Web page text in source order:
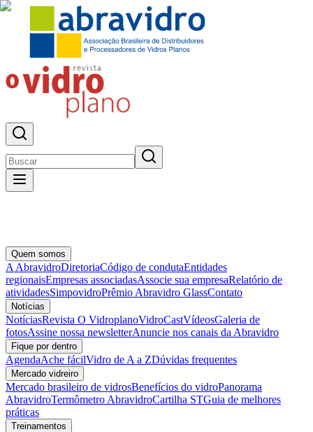
Quem somos
A AbravidroDiretoriaCódigo de condutaEntidades
regionaisEmpresas associadasAssocie sua empresaRelatório de
atividadesSimpovidroPrêmio Abravidro GlassContato
Notícias
NotíciasRevista O VidroplanoVidroCastVídeosGaleria de
fotosAssine nossa newsletterAnuncie nos canais da Abravidro
Fique por dentro
AgendaAche fácilVidro de A a ZDúvidas frequentes
Mercado vidreiro
Mercado brasileiro de vidrosBenefícios do vidroPanorama
AbravidroTermômetro AbravidroCartilha STGuia de melhores
práticas
Treinamentos